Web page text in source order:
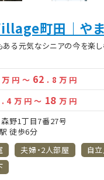
町田｜や
る元気なシニアの今を楽
万 円 ～ 62 . 8万 円
. 4 万 円～ 18万 円
野1丁目7番27号
徒歩6分
夫婦・2人部屋
自